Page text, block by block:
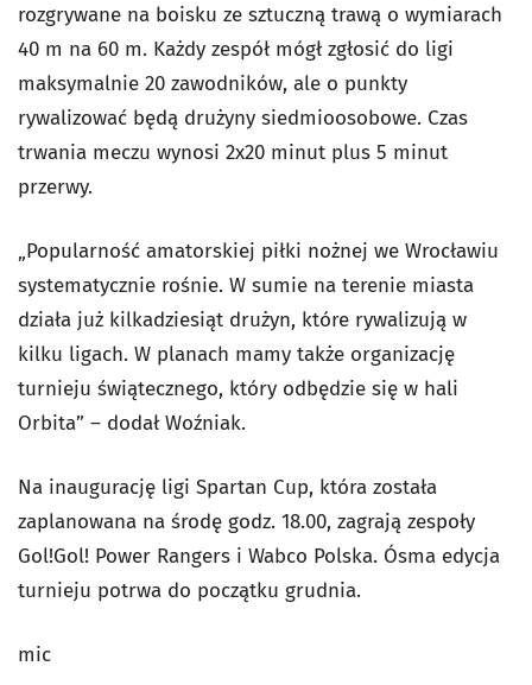
rozgrywane na boisku ze sztuczną trawą o wymiarach
40 m na 60 m. Każdy zespół mógł zgłosić do ligi
maksymalnie 20 zawodników, ale o punkty
rywalizować będą drużyny siedmioosobowe. Czas
trwania meczu wynosi 2x20 minut plus 5 minut
przerwy.
„Popularność amatorskiej piłki nożnej we Wrocławiu
systematycznie rośnie. W sumie na terenie miasta
działa już kilkadziesiąt drużyn, które rywalizują w
kilku ligach. W planach mamy także organizację
turnieju świątecznego, który odbędzie się w hali
Orbita” – dodał Woźniak.
Na inaugurację ligi Spartan Cup, która została
zaplanowana na środę godz. 18.00, zagrają zespoły
Gol!Gol! Power Rangers i Wabco Polska. Ósma edycja
turnieju potrwa do początku grudnia.
mic